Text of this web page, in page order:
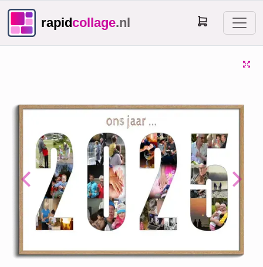
rapidcollage.nl
Previous Next